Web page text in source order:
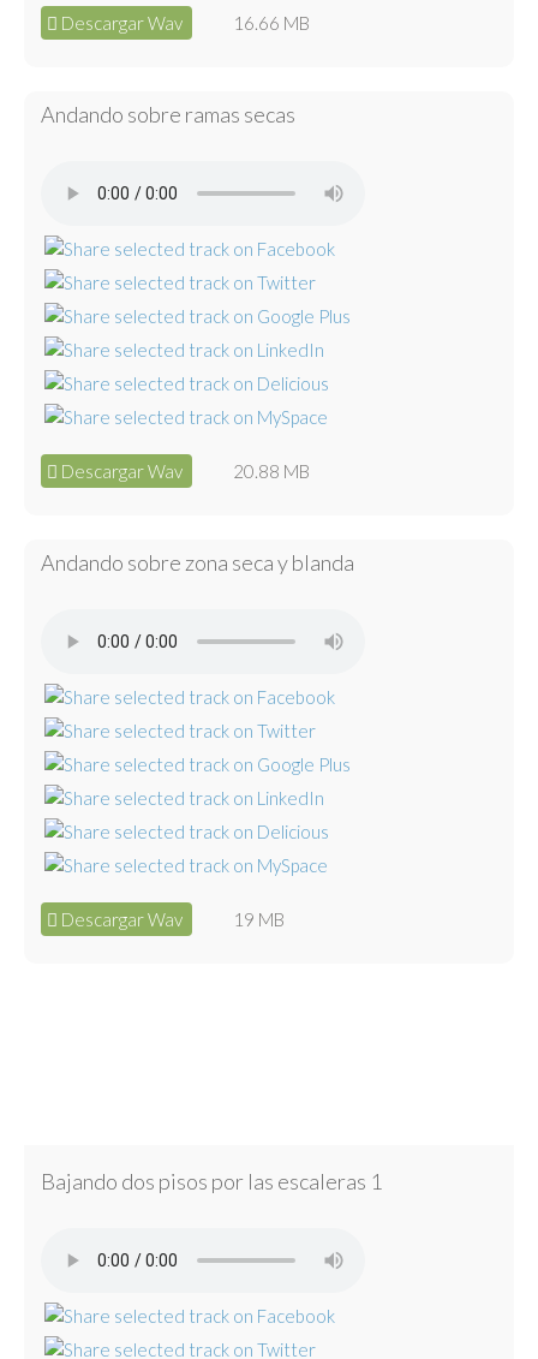
Descargar Wav 16.66 MB
Andando sobre ramas secas
Descargar Wav 20.88 MB
Andando sobre zona seca y blanda
Descargar Wav 19 MB
Bajando dos pisos por las escaleras 1